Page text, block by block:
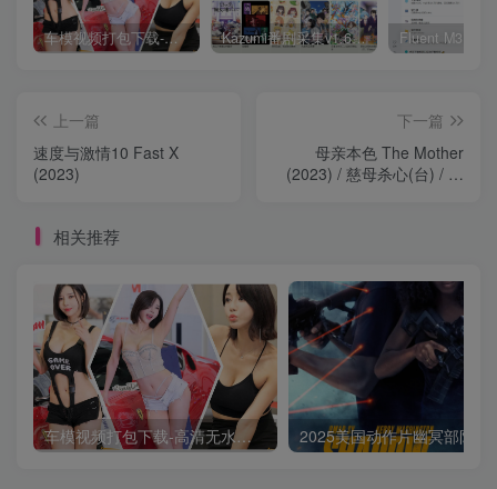
车模视频打包下载-高清无水印版 Kazumi番剧采集v1.6.9：支持自定义规则+在线观看+弹幕，跨平台下载
上一篇
速度与激情10 Fast X
(2023)
下一篇
母亲本色 The Mother
(2023) / 慈母杀心(台) / 母
相关推荐
车模视频打包下载-高清无水印版